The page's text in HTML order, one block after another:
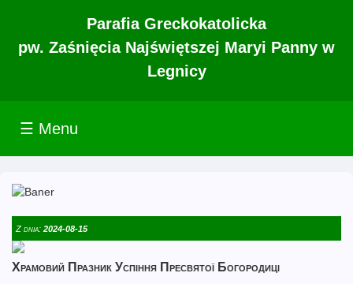
Parafia Greckokatolicka
pw. Zaśnięcia Najświętszej Maryi Panny w
Legnicy
☰ Menu
Z dnia: 2024-08-15
Храмовий Празник Успіння Пресвятої Богородиці